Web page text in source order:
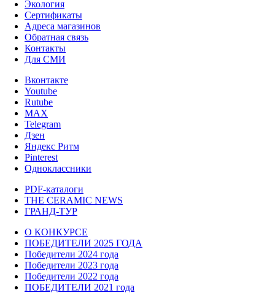
Экология
Сертификаты
Адреса магазинов
Обратная связь
Контакты
Для СМИ
Вконтакте
Youtube
Rutube
MAX
Telegram
Дзен
Яндекс Ритм
Pinterest
Одноклассники
PDF-каталоги
THE CERAMIC NEWS
ГРАНД-ТУР
О КОНКУРСЕ
ПОБЕДИТЕЛИ 2025 ГОДА
Победители 2024 года
Победители 2023 года
Победители 2022 года
ПОБЕДИТЕЛИ 2021 года